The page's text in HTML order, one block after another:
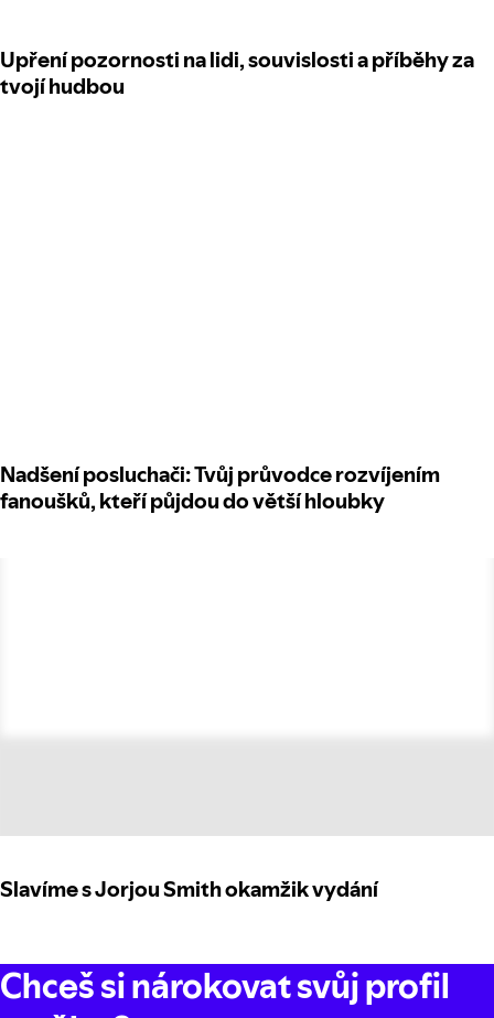
Upření pozornosti na lidi, souvislosti a příběhy za
tvojí hudbou
Nadšení posluchači: Tvůj průvodce rozvíjením
fanoušků, kteří půjdou do větší hloubky
Slavíme s Jorjou Smith okamžik vydání
Chceš si nárokovat svůj profil